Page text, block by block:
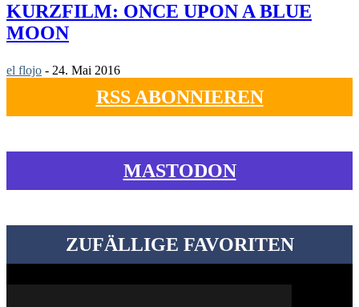
KURZFILM: ONCE UPON A BLUE
MOON
el flojo - 24. Mai 2016
RSS ABONNIEREN
MASTODON
ZUFÄLLIGE FAVORITEN